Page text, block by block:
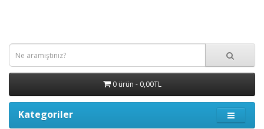
0 ürün - 0,00TL
Kategoriler